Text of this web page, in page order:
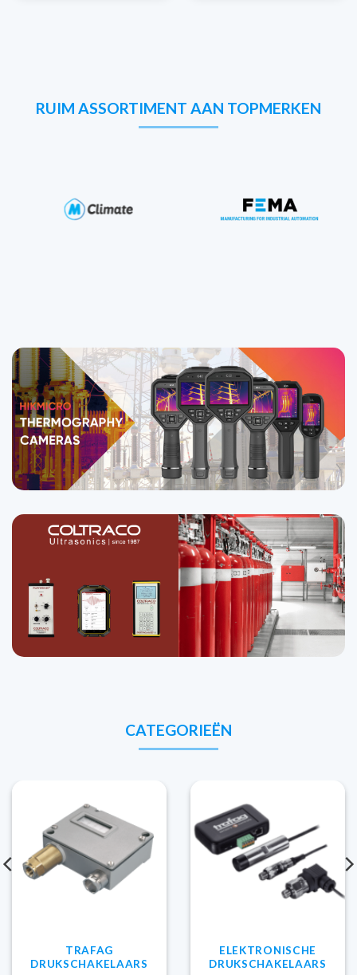
RUIM ASSORTIMENT AAN TOPMERKEN
CATEGORIEËN
TRAFAG
DRUKSCHAKELAARS
ELEKTRONISCHE
DRUKSCHAKELAARS